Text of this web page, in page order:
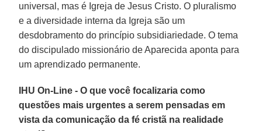
universal, mas é Igreja de Jesus Cristo. O pluralismo
e a diversidade interna da Igreja são um
desdobramento do princípio subsidiariedade. O tema
do discipulado missionário de Aparecida aponta para
um aprendizado permanente.
IHU On-Line - O que você focalizaria como
questões mais urgentes a serem pensadas em
vista da comunicação da fé cristã na realidade